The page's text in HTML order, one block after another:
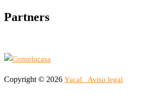
Partners
Copyright © 2026 Yacal Aviso legal